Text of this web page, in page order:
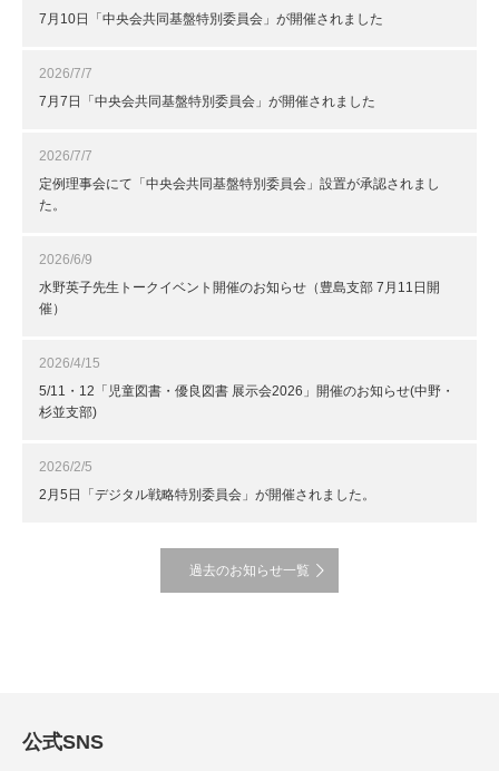
7月10日「中央会共同基盤特別委員会」が開催されました
2026/7/7
7月7日「中央会共同基盤特別委員会」が開催されました
2026/7/7
定例理事会にて「中央会共同基盤特別委員会」設置が承認されまし
た。
2026/6/9
水野英子先生トークイベント開催のお知らせ（豊島支部 7月11日開
催）
2026/4/15
5/11・12「児童図書・優良図書 展示会2026」開催のお知らせ(中野・
杉並支部)
2026/2/5
2月5日「デジタル戦略特別委員会」が開催されました。
過去のお知らせ一覧
公式SNS